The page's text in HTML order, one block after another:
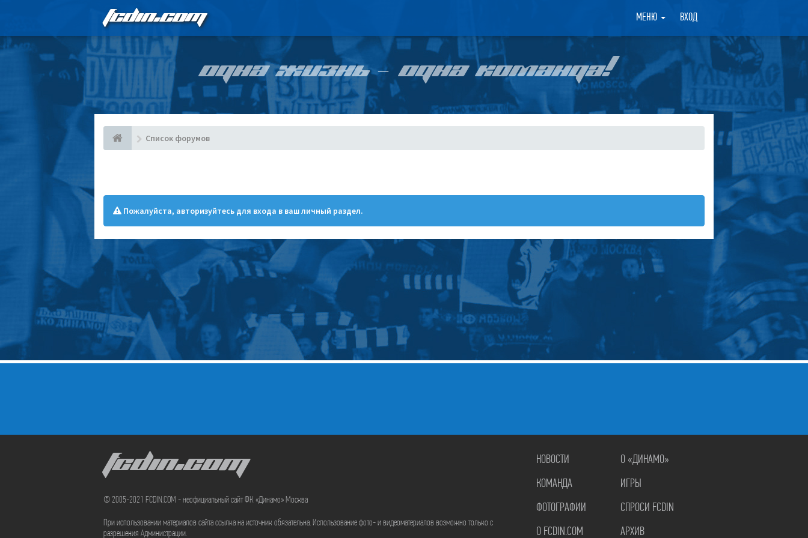
FCDIN.COM МЕНЮ ВХОД ×
ОДНА ЖИЗНЬ – ОДНА КОМАНДА!
Список форумов
Пожалуйста, авторизуйтесь для входа в ваш личный раздел.
FCDIN.COM
© 2005-2021 FCDIN.COM - неофициальный сайт ФК «Динамо» Москва
При использовании материалов сайта ссылка на источник обязательна. Использование фото- и видеоматериалов возможно только с
разрешения Администрации.
НОВОСТИ
О «ДИНАМО»
КОМАНДА
ИГРЫ
ФОТОГРАФИИ
СПРОСИ FCDIN
О FCDIN.COM
АРХИВ